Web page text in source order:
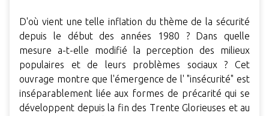
D'où vient une telle inflation du thème de la sécurité
depuis le début des années 1980 ? Dans quelle
mesure a-t-elle modifié la perception des milieux
populaires et de leurs problèmes sociaux ? Cet
ouvrage montre que l'émergence de l' "insécurité" est
inséparablement liée aux formes de précarité qui se
développent depuis la fin des Trente Glorieuses et au